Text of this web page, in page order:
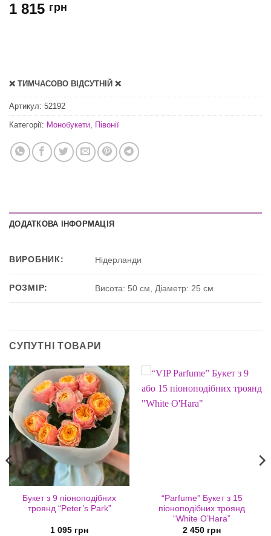
1 815 грн
❌ ТИМЧАСОВО ВІДСУТНІЙ ❌
Артикул: 52192
Категорії: Монобукети Півонії
ДОДАТКОВА ІНФОРМАЦІЯ
ВИРОБНИК: Нідерланди
РОЗМІР: Висота: 50 см, Діаметр: 25 см
СУПУТНІ ТОВАРИ
Букет з 9 піоноподібних
троянд “Peter’s Park”
1 095 грн
“Parfume” Букет з 15
піоноподібних троянд
“White O’Hara”
2 450 грн